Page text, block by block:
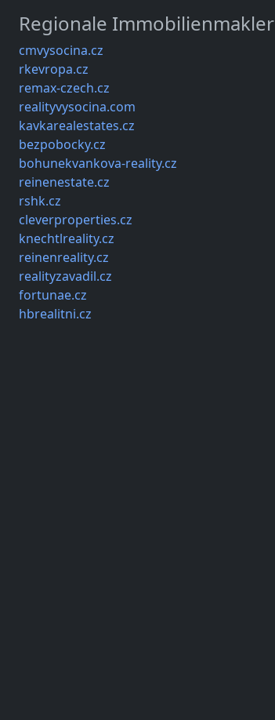
Regionale Immobilienmakler
cmvysocina.cz
rkevropa.cz
remax-czech.cz
realityvysocina.com
kavkarealestates.cz
bezpobocky.cz
bohunekvankova-reality.cz
reinenestate.cz
rshk.cz
cleverproperties.cz
knechtlreality.cz
reinenreality.cz
realityzavadil.cz
fortunae.cz
hbrealitni.cz